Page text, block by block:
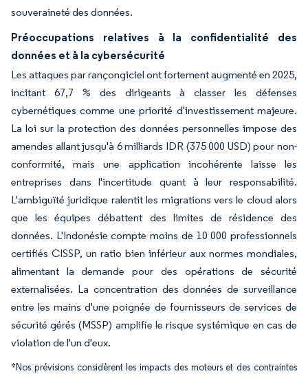
souveraineté des données.
Préoccupations relatives à la confidentialité des
données et à la cybersécurité
Les attaques par rançongiciel ont fortement augmenté en 2025,
incitant 67,7 % des dirigeants à classer les défenses
cybernétiques comme une priorité d'investissement majeure.
La loi sur la protection des données personnelles impose des
amendes allant jusqu'à 6 milliards IDR (375 000 USD) pour non-
conformité, mais une application incohérente laisse les
entreprises dans l'incertitude quant à leur responsabilité.
L'ambiguïté juridique ralentit les migrations vers le cloud alors
que les équipes débattent des limites de résidence des
données. L'Indonésie compte moins de 10 000 professionnels
certifiés CISSP, un ratio bien inférieur aux normes mondiales,
alimentant la demande pour des opérations de sécurité
externalisées. La concentration des données de surveillance
entre les mains d'une poignée de fournisseurs de services de
sécurité gérés (MSSP) amplifie le risque systémique en cas de
violation de l'un d'eux.
*Nos prévisions considèrent les impacts des moteurs et des contraintes